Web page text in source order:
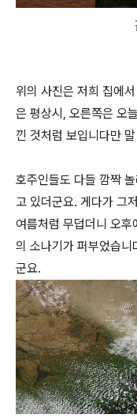
위의 사진은 저희 집에
은 평상시, 오른쪽은 오
낀 것처럼 보입니다만
호주인들도 다들 깜짝
고 있더군요. 게다가 그
여름처럼 무덥더니 오
의 소나기가 퍼부었습
군요.